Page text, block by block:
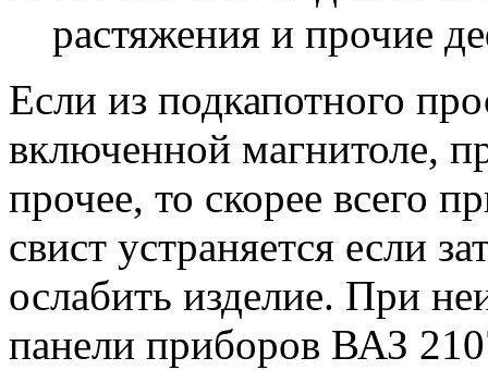
растяжения и прочие
Если из подкапотного
включенной магнитоле,
прочее, то скорее всего
свист устраняется если
ослабить изделие. При
панели приборов ВАЗ